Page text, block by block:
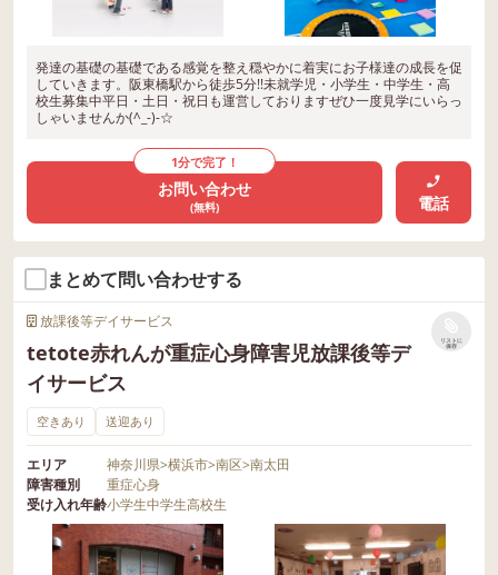
発達の基礎の基礎である感覚を整え穏やかに着実にお子様達の成長を促
していきます。阪東橋駅から徒歩5分!!未就学児・小学生・中学生・高
校生募集中平日・土日・祝日も運営しておりますぜひ一度見学にいらっ
しゃいませんか(^_-)-☆
1分で完了！
お問い合わせ
(無料) 電話
まとめて問い合わせする
放課後等デイサービス
tetote赤れんが重症心身障害児放課後等デ
イサービス
リストに
保存
空きあり 送迎あり
エリア 神奈川県>横浜市>南区>南太田
障害種別
重症心身
受け入れ年齢小学生中学生高校生